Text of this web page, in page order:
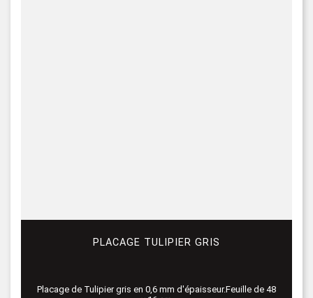
PLACAGE TULIPIER GRIS
Placage de Tulipier gris en 0,6 mm d'épaisseur.Feuille de 48